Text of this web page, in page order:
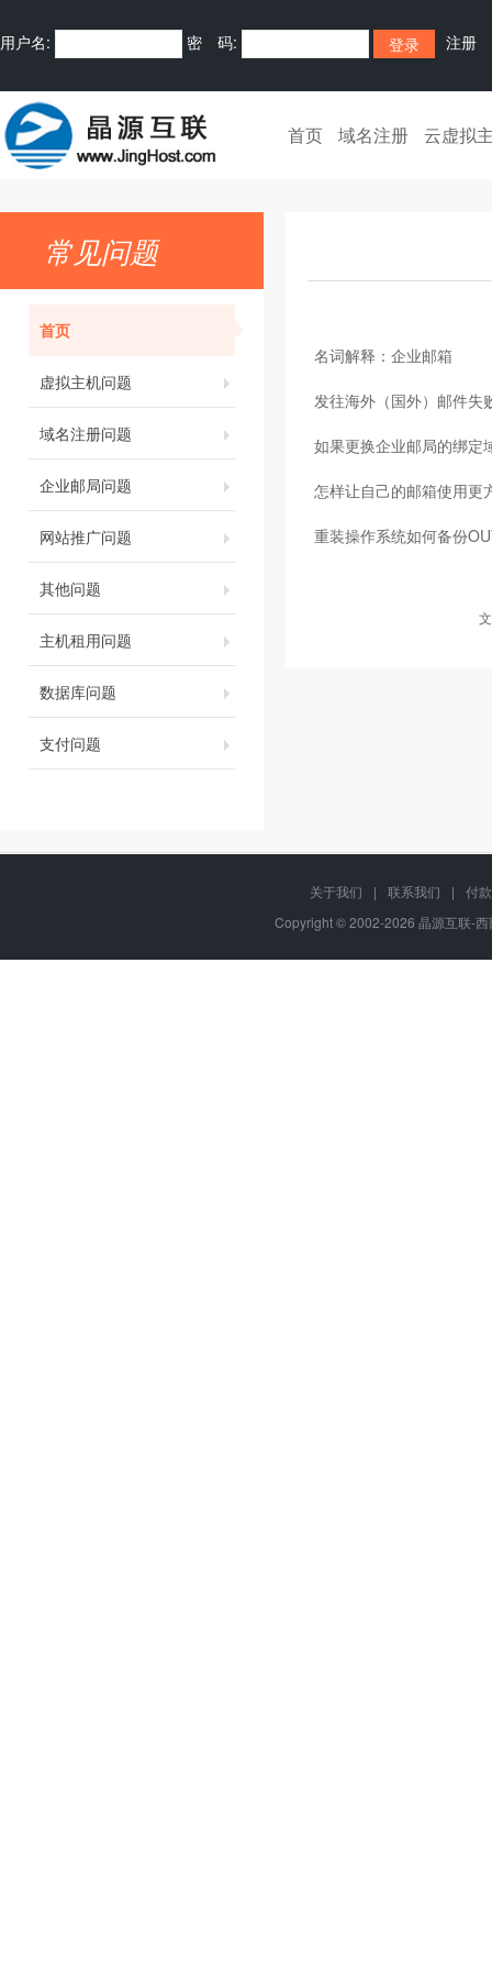
用户名: 密 码: 注册
首页 域名注册 云虚拟
常见问题
首页
虚拟主机问题
域名注册问题
企业邮局问题
网站推广问题
其他问题
主机租用问题
数据库问题
支付问题
名词解释：企业邮箱
发往海外（国外）邮件失
如果更换企业邮局的绑定
怎样让自己的邮箱使用更
重装操作系统如何备份
关于我们 | 联系我们 |
付
Copyright © 2002-2026 晶源互联-